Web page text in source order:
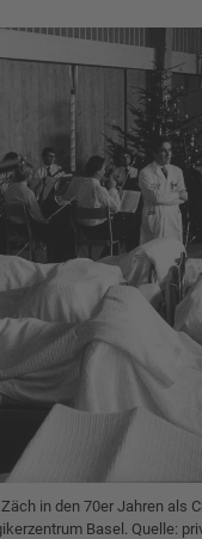
in den 70er Jahren als
Basel. Quelle: